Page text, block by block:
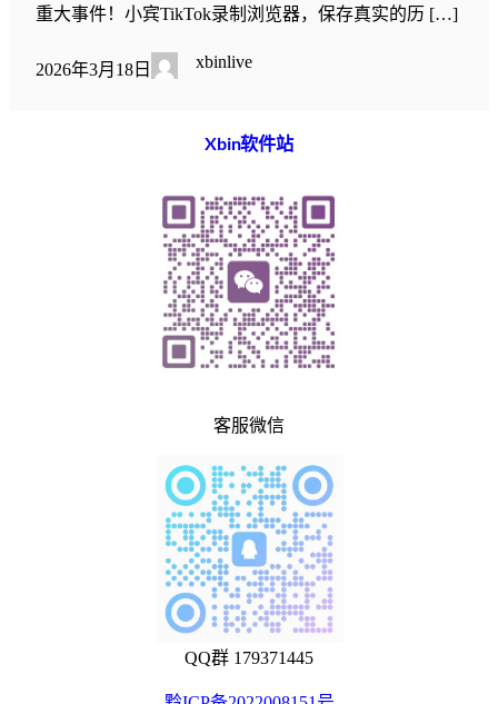
重大事件！小宾TikTok录制浏览器，保存真实的历 […]
2026年3月18日 xbinlive
Xbin软件站
客服微信
QQ群 179371445